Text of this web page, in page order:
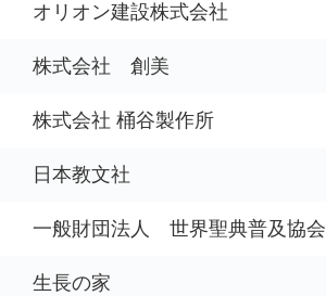
オリオン建設株式会社
株式会社 創美
株式会社 桶谷製作所
日本教文社
一般財団法人 世界聖典普及協会
生長の家